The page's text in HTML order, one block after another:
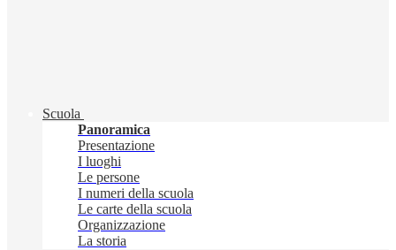
Scuola
Panoramica
Presentazione
I luoghi
Le persone
I numeri della scuola
Le carte della scuola
Organizzazione
La storia